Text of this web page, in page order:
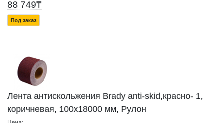
88 749₸
Под заказ
Лента антискольжения Brady anti-skid,красно- 1,
коричневая, 100x18000 мм, Рулон